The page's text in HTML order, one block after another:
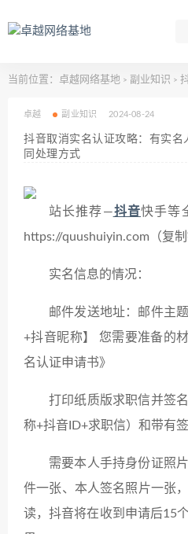
当前位置： 卓越网络基地 > 副业知识 > 抖
卓越 副业知识 2024-08-24
抖音取消实名认证攻略：有实
同处理方式
站长推荐—抖音快手等
https://quushuiyin.com（复
实名信息的情况：
邮件发送地址：邮件主
+抖音昵称】 您需要准备的
名认证申请书》
打印纸质版求职信并签
称+抖音ID+求职信）和带有
需要本人手持身份证照
件一张、本人签名照片一张
读，抖音将在收到申请后15